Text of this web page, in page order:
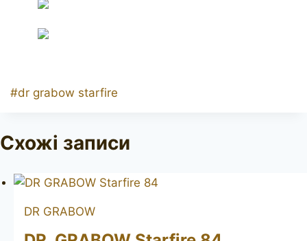
Позначки
#dr grabow starfire
Схожі записи
DR GRABOW